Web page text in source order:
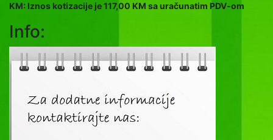
KM: Iznos kotizacije je 117,00 KM sa uračunatim PDV-om
Info: